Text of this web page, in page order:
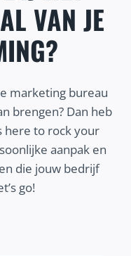
VAN JE
marketing bureau
brengen? Dan heb
here to rock your
aanpak en
die jouw bedrijf
go!